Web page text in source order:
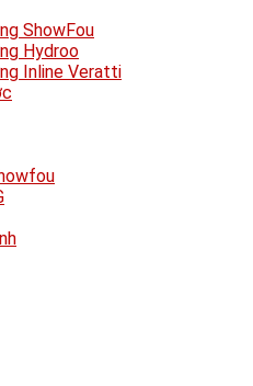
ShowFou
Hydroo
Inline Veratti